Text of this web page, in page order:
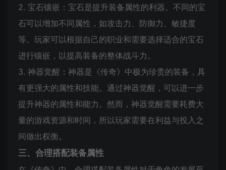
2. 宝石镶嵌：宝石是提升装备属性的利器。不同的宝
石可以增加不同属性，如攻击力、防御力、敏捷度
等。玩家可以根据自己的职业和需要选择适合的宝石
进行镶嵌，以提高装备的整体战斗力。
3. 神器觉醒：神器是《传奇》中极为珍贵的装备，具
有更强大的属性和技能。通过神器觉醒，可以进一步
提升神器的属性和能力。然而，神器觉醒需要耗费大
量的游戏资源和时间，所以玩家需要在利益与投入之
间做出权衡。
三、合理搭配装备属性